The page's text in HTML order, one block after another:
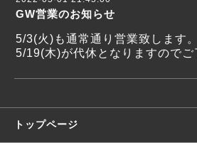
GW営業のお知らせ
5/3(火)も通常通り営業致します。
5/19(木)が代休となりますのでご
トップページ